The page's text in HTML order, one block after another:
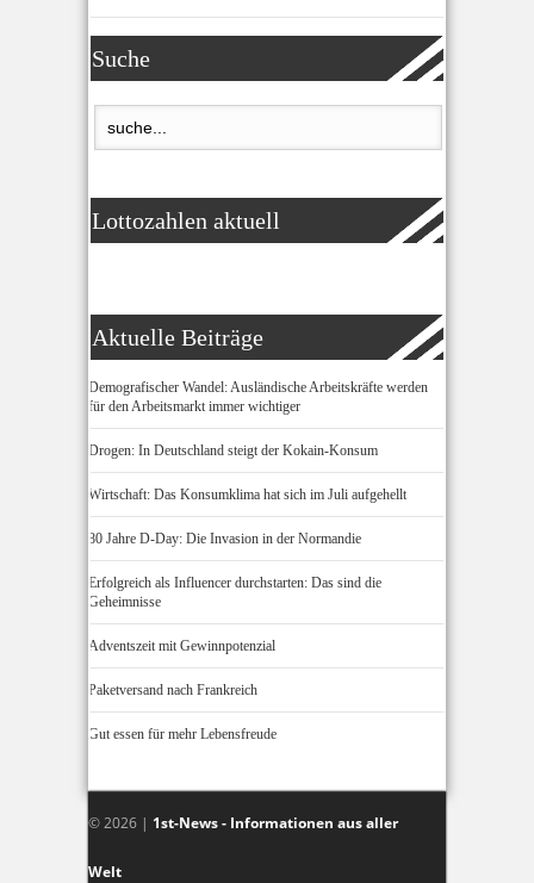
Suche
Lottozahlen aktuell
Aktuelle Beiträge
Demografischer Wandel: Ausländische Arbeitskräfte werden
für den Arbeitsmarkt immer wichtiger
Drogen: In Deutschland steigt der Kokain-Konsum
Wirtschaft: Das Konsumklima hat sich im Juli aufgehellt
80 Jahre D-Day: Die Invasion in der Normandie
Erfolgreich als Influencer durchstarten: Das sind die
Geheimnisse
Adventszeit mit Gewinnpotenzial
Paketversand nach Frankreich
Gut essen für mehr Lebensfreude
© 2026 | 1st-News - Informationen aus aller
Welt